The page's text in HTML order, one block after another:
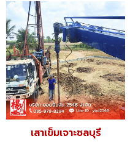
เสาเข็มเจาะชลบุรี